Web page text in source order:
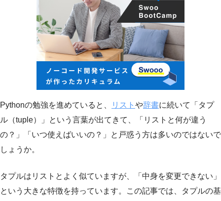
Pythonの勉強を進めていると、 リスト や辞書に続いて「タプ
ル（tuple）」という言葉が出てきて、「リストと何が違う
の？」「いつ使えばいいの？」と戸惑う方は多いのではないで
しょうか。
タプルはリストとよく似ていますが、「中身を変更できない」
という大きな特徴を持っています。この記事では、タプルの基